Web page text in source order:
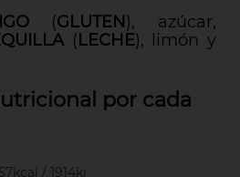
(GLUTEN ), azúcar,
( LECHE), limón y
por cada
/ 1914kj